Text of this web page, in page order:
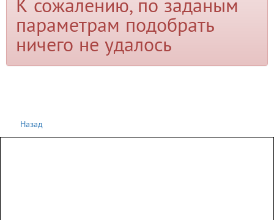
К сожалению, по заданым
параметрам подобрать
ничего не удалось
Назад